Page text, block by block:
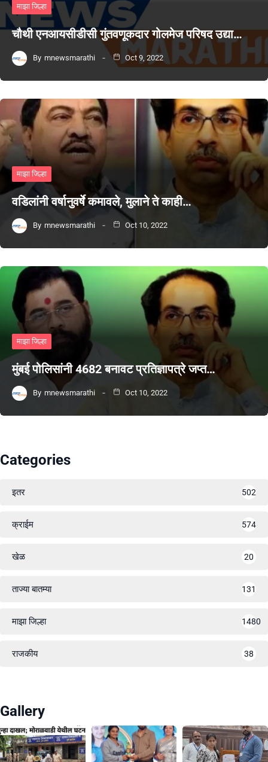
माझा जिल्हा
चौथी एनआयसीडीसी गुंतवणूकदार गोलमेज परिषद उद्या…
By mnewsmarathi Oct 9, 2022
माझा जिल्हा
वडिलांनी वर्षानुवर्षे कमावले, मुलाने ते काही…
By mnewsmarathi Oct 10, 2022
माझा जिल्हा
मुंबई पोलिसांनी 4682 बनावट प्रतिज्ञापत्रे जप्त…
By mnewsmarathi Oct 10, 2022
Categories
इतर 502
क्राईम 574
खेळ 20
ताज्या बातम्या 131
माझा जिल्हा 1480
राजकीय 38
Gallery